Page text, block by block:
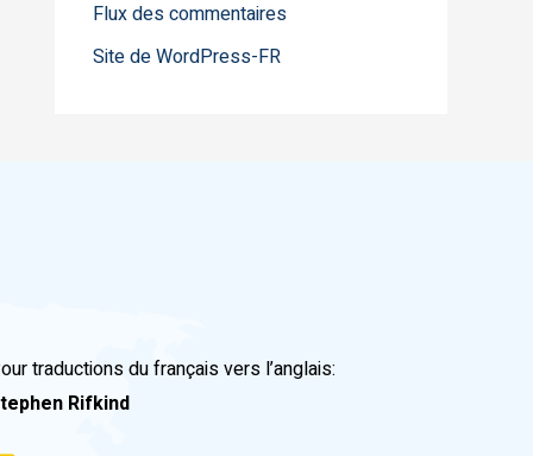
Flux des commentaires
Site de WordPress-FR
traductions du français vers l’anglais:
Rifkind